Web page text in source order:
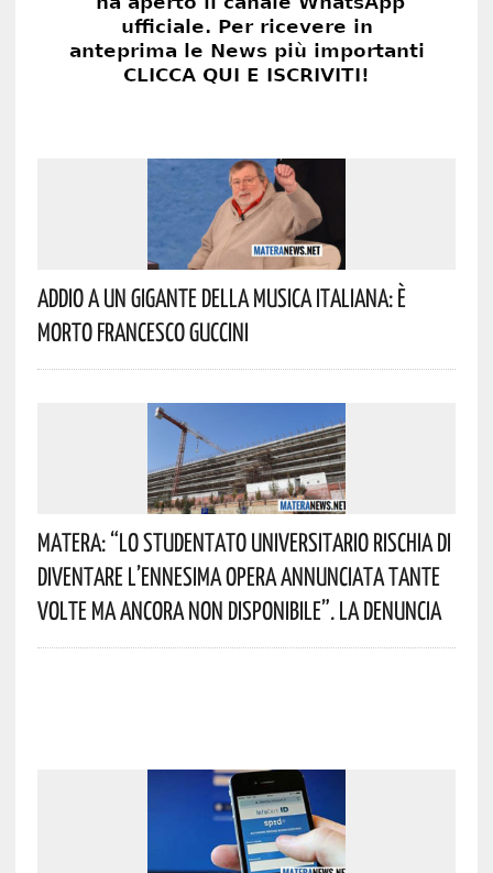
Addio A Un Gigante Della Musica Italiana: È
Morto Francesco Guccini
Matera: “Lo Studentato Universitario Rischia Di
Diventare L’ennesima Opera Annunciata Tante
Volte Ma Ancora Non Disponibile”. La Denuncia